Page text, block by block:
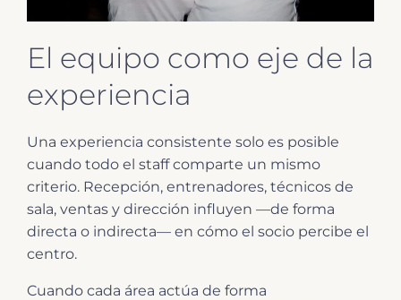
El equipo como eje de la
experiencia
Una experiencia consistente solo es posible
cuando todo el staff comparte un mismo
criterio. Recepción, entrenadores, técnicos de
sala, ventas y dirección influyen —de forma
directa o indirecta— en cómo el socio percibe el
centro.
Cuando cada área actúa de forma